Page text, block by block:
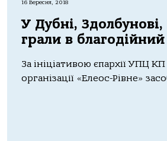
16 Вересня, 2018
У Дубні,
грали в
За ініціативою єпархії УПЦ КП
організації «Елеос-Рівне»